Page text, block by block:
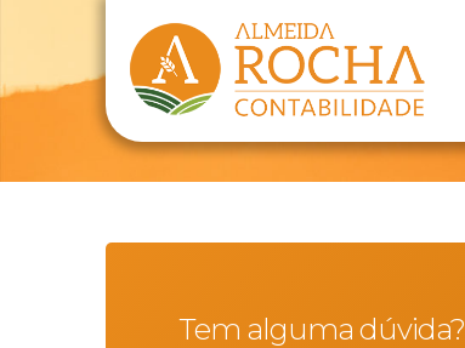
Tem alguma dúvida?